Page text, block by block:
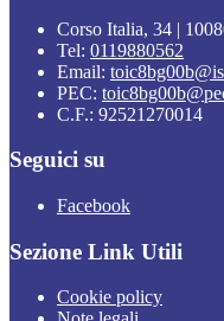
Corso Italia, 34 |
Tel: 0119880562
Email:
PEC:
C.F.: 92521270014
Seguici su
Facebook
Sezione Link Utili
Cookie policy